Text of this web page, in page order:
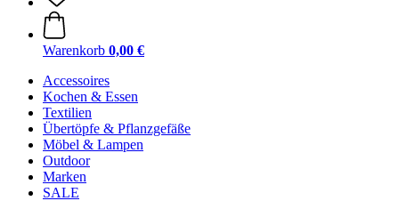
Warenkorb 0,00 €
Accessoires
Kochen & Essen
Textilien
Übertöpfe & Pflanzgefäße
Möbel & Lampen
Outdoor
Marken
SALE